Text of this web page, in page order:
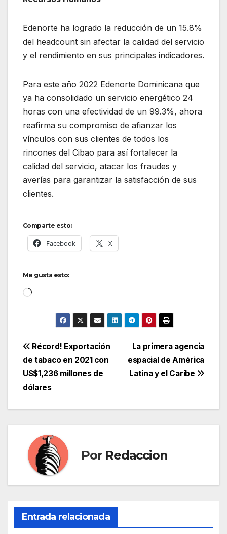
Edenorte ha logrado la reducción de un 15.8%
del headcount sin afectar la calidad del servicio
y el rendimiento en sus principales indicadores.
Para este año 2022 Edenorte Dominicana que
ya ha consolidado un servicio energético 24
horas con una efectividad de un 99.3%, ahora
reafirma su compromiso de afianzar los
vínculos con sus clientes de todos los
rincones del Cibao para así fortalecer la
calidad del servicio, atacar los fraudes y
averías para garantizar la satisfacción de sus
clientes.
Comparte esto:
Facebook X
Me gusta esto:
Cargando...
Navegación
de
entradas
La primera agencia
espacial de América
Latina y el Caribe
Récord! Exportación
de tabaco en 2021 con
US$1,236 millones de
dólares
Por Redaccion
Entrada relacionada